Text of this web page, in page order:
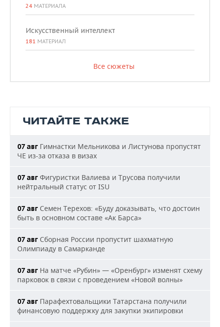
24 МАТЕРИАЛА
Искусственный интеллект
181 МАТЕРИАЛ
Все сюжеты
ЧИТАЙТЕ ТАКЖЕ
07 авг Гимнастки Мельникова и Листунова пропустят
ЧЕ из-за отказа в визах
07 авг Фигуристки Валиева и Трусова получили
нейтральный статус от ISU
07 авг Семен Терехов: «Буду доказывать, что достоин
быть в основном составе «Ак Барса»
07 авг Сборная России пропустит шахматную
Олимпиаду в Самарканде
07 авг На матче «Рубин» — «Оренбург» изменят схему
парковок в связи с проведением «Новой волны»
07 авг Парафехтовальщики Татарстана получили
финансовую поддержку для закупки экипировки